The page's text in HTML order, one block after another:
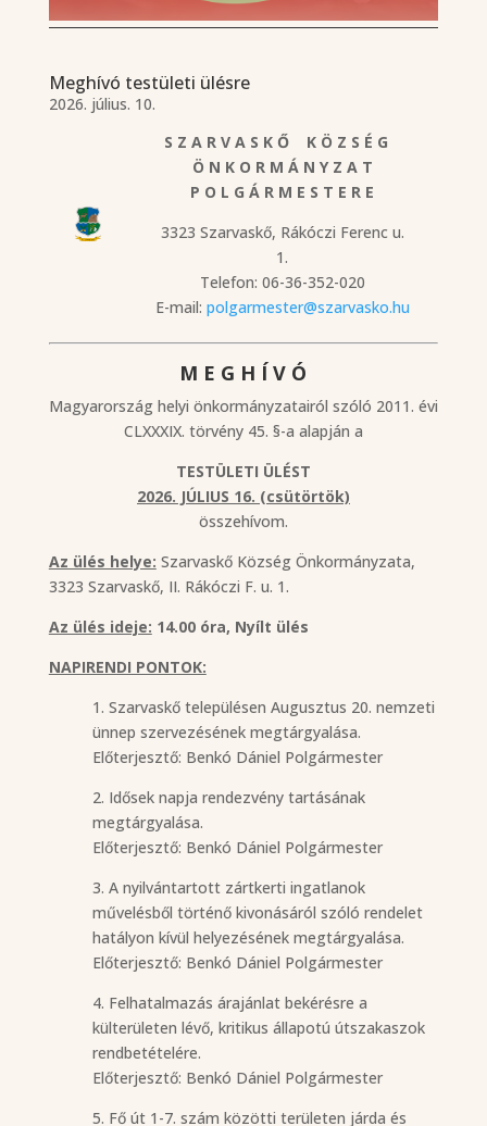
Meghívó testületi ülésre
2026. július. 10.
S Z A R V A S K Ő K Ö Z S É G
Ö N K O R M Á N Y Z A T
P O L G Á R M E S T E R E
3323 Szarvaskő, Rákóczi Ferenc u.
1.
Telefon: 06-36-352-020
E-mail: polgarmester@szarvasko.hu
M E G H Í V Ó
Magyarország helyi önkormányzatairól szóló 2011. évi
CLXXXIX. törvény 45. §-a alapján a
TESTÜLETI ÜLÉST
2026. JÚLIUS 16. (csütörtök)
összehívom.
Az ülés helye: Szarvaskő Község Önkormányzata,
3323 Szarvaskő, II. Rákóczi F. u. 1.
Az ülés ideje: 14.00 óra, Nyílt ülés
NAPIRENDI PONTOK:
1. Szarvaskő településen Augusztus 20. nemzeti
ünnep szervezésének megtárgyalása.
Előterjesztő: Benkó Dániel Polgármester
2. Idősek napja rendezvény tartásának
megtárgyalása.
Előterjesztő: Benkó Dániel Polgármester
3. A nyilvántartott zártkerti ingatlanok
művelésből történő kivonásáról szóló rendelet
hatályon kívül helyezésének megtárgyalása.
Előterjesztő: Benkó Dániel Polgármester
4. Felhatalmazás árajánlat bekérésre a
külterületen lévő, kritikus állapotú útszakaszok
rendbetételére.
Előterjesztő: Benkó Dániel Polgármester
5. Fő út 1-7. szám közötti területen járda és